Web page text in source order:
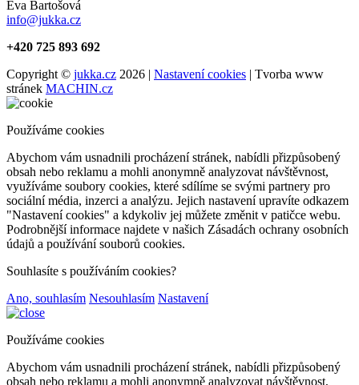
Eva Bartošová
info@jukka.cz
+420 725 893 692
Copyright © jukka.cz 2026 | Nastavení cookies | Tvorba www
stránek MACHIN.cz
Používáme cookies
Abychom vám usnadnili procházení stránek, nabídli přizpůsobený
obsah nebo reklamu a mohli anonymně analyzovat návštěvnost,
využíváme soubory cookies, které sdílíme se svými partnery pro
sociální média, inzerci a analýzu. Jejich nastavení upravíte odkazem
"Nastavení cookies" a kdykoliv jej můžete změnit v patičce webu.
Podrobnější informace najdete v našich Zásadách ochrany osobních
údajů a používání souborů cookies.
Souhlasíte s používáním cookies?
Ano, souhlasím Nesouhlasím Nastavení
Používáme cookies
Abychom vám usnadnili procházení stránek, nabídli přizpůsobený
obsah nebo reklamu a mohli anonymně analyzovat návštěvnost,